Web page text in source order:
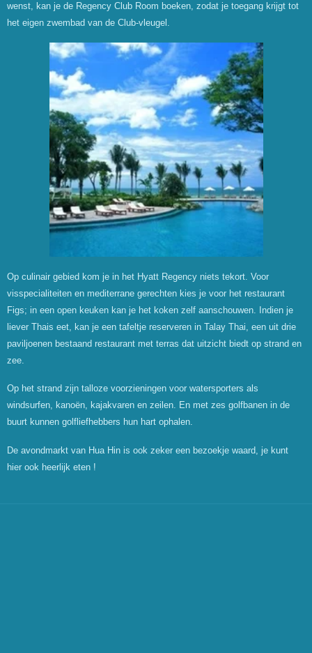
wenst, kan je de Regency Club Room boeken, zodat je toegang krijgt tot
het eigen zwembad van de Club-vleugel.
Op culinair gebied kom je in het Hyatt Regency niets tekort. Voor
visspecialiteiten en mediterrane gerechten kies je voor het restaurant
Figs; in een open keuken kan je het koken zelf aanschouwen. Indien je
liever Thais eet, kan je een tafeltje reserveren in Talay Thai, een uit drie
paviljoenen bestaand restaurant met terras dat uitzicht biedt op strand en
zee.
Op het strand zijn talloze voorzieningen voor watersporters als
windsurfen, kanoën, kajakvaren en zeilen. En met zes golfbanen in de
buurt kunnen golfliefhebbers hun hart ophalen.
De avondmarkt van Hua Hin is ook zeker een bezoekje waard, je kunt
hier ook heerlijk eten !